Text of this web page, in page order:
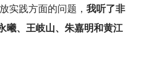
实践方面的问题， 我听了非
曦、王岐山、朱嘉明和黄江